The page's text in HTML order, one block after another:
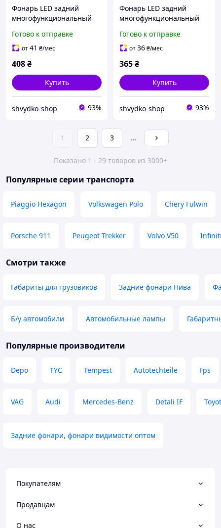
Фонарь LED задний
многофункциональный
DRL бегущим светом стоп
сигнал
Готово к отправке
от41 ₴/мес
408₴
Купить
shvydko-shop 93%
Фонарь LED задний
многофункциональный
DRL бегущим светом стоп
сигнал
Готово к отправке
от36₴/мес
365₴
Купить
shvydko-shop 93%
1 2 3 ...
Показано 1 - 29 товаров из 3000+
Популярные серии транспорта
Piaggio Hexagon Volkswagen Polo Chery Fulwin
Porsche 911 Peugeot Trekker Volvo V50
Смотри также
Габариты для грузовиков Задние фонари Нива
Б/у автомобили Автомобильные лампы
Популярные производители
Depo TYC Tempest Autotechteile Fps
VAG Audi Mercedes-Benz Detali IF
Задние фонари, фонари видимости оптом
Покупателям
Продавцам
О нас